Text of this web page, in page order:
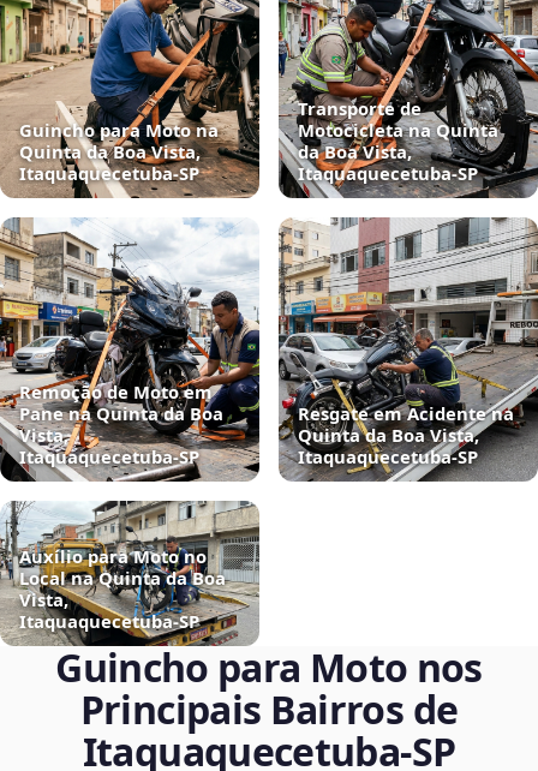
Guincho para Moto na
Quinta da Boa Vista,
Itaquaquecetuba‑SP
Transporte de
Motocicleta na Quinta
da Boa Vista,
Itaquaquecetuba‑SP
Remoção de Moto em
Pane na Quinta da Boa
Vista,
Itaquaquecetuba‑SP
Resgate em Acidente na
Quinta da Boa Vista,
Itaquaquecetuba‑SP
Auxílio para Moto no
Local na Quinta da Boa
Vista,
Itaquaquecetuba‑SP
Guincho para Moto nos
Principais Bairros de
Itaquaquecetuba‑SP